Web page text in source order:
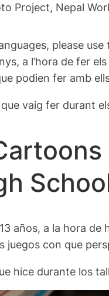
Project, Nepal
please
a l’hora de fer
podien fer amb
vaig fer durant
años, a la hora
juegos con que
hice durante los